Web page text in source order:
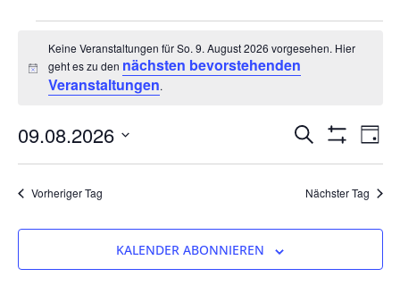
Hinweis
Keine Veranstaltungen für So. 9. August 2026 vorgesehen. Hier
geht es zu den nächsten bevorstehenden
Veranstaltungen.
Suche
und
SUCHE TAG
09.08.2026
wählen.
Vorheriger Tag Nächster Tag
KALENDER ABONNIEREN